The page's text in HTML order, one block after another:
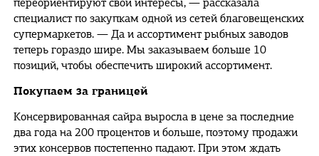
переориентируют свои интересы, — рассказала
специалист по закупкам одной из сетей благовещенских
супермаркетов. — Да и ассортимент рыбных заводов
теперь гораздо шире. Мы заказываем больше 10
позиций, чтобы обеспечить широкий ассортимент.
Покупаем за границей
Консервированная сайра выросла в цене за последние
два года на 200 процентов и больше, поэтому продажи
этих консервов постепенно падают. При этом ждать